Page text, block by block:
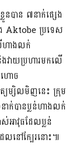
នបាន ៧នាក់ផ្សេង
Aktobe ប្រទេស
ើហាងលក់
វាយប្រហារមកលើ
ហោច
យម្សិលមិញនេះ ក្រុម
ក់បានប្លន់ហាងលក់
អាវុធដែលប្លន់
លនៅក្បែរនោះ៕